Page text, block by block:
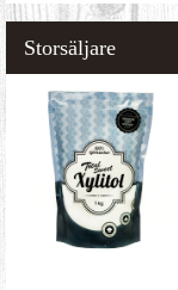
Storsäljare